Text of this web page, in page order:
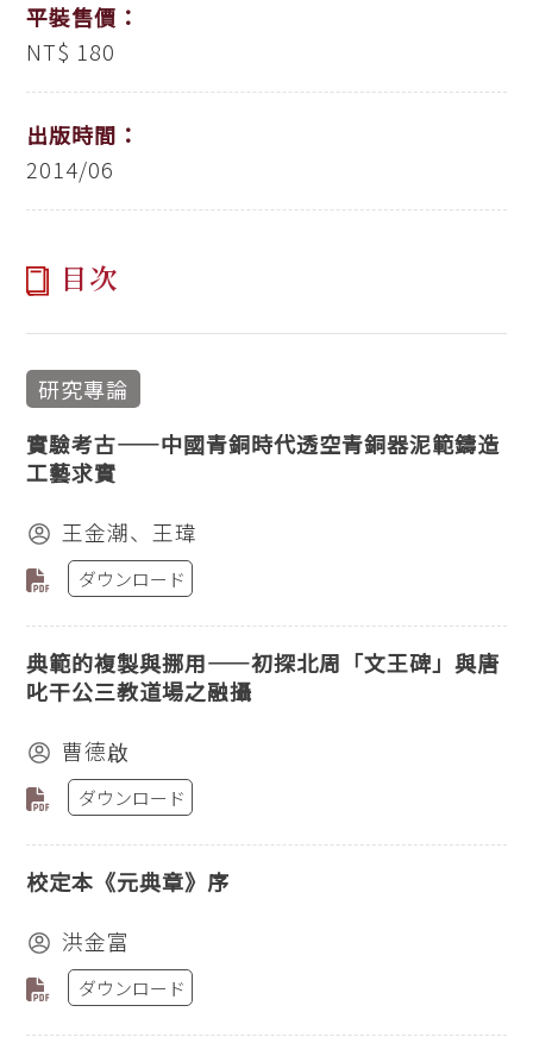
平裝售價：
NT$ 180
出版時間：
2014/06
目次
研究專論
實驗考古——中國青銅時代透空青銅器泥範鑄造
工藝求實
王金潮、王瑋
ダウンロード
典範的複製與挪用——初探北周「文王碑」與唐
叱干公三教道場之融攝
曹德啟
ダウンロード
校定本《元典章》序
洪金富
ダウンロード